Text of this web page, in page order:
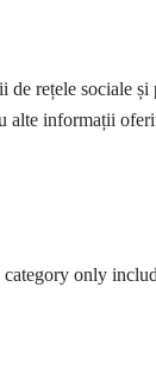
rețele sociale
informații
only